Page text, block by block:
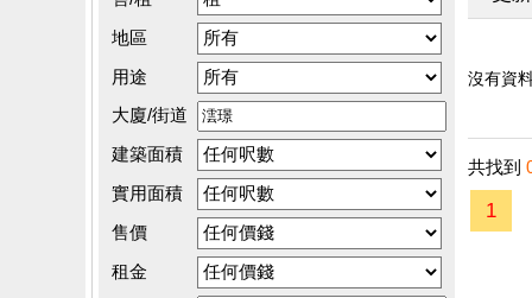
地區
用途
大廈/街道
建築面積
實用面積
售價
租金
沒有資料
共找到
1